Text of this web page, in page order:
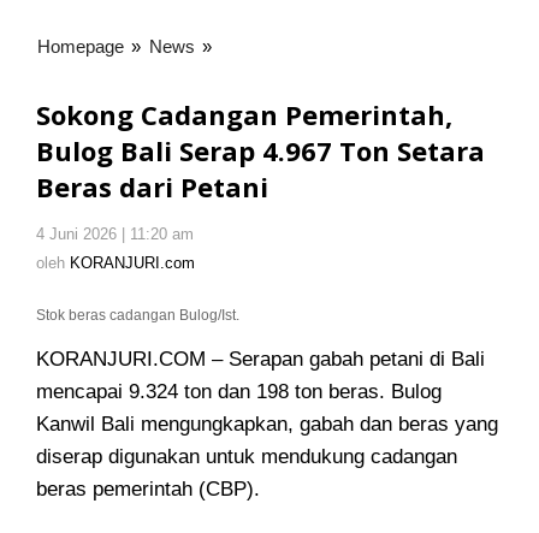
Homepage » News »
Bulog
Bali
Serap
dari
Sokong Cadangan Pemerintah,
Bulog Bali Serap 4.967 Ton Setara
Beras dari Petani
4 Juni 2026 | 11:20 am
oleh KORANJURI.com
Stok beras cadangan Bulog/Ist.
KORANJURI.COM – Serapan gabah petani di Bali
mencapai 9.324 ton dan 198 ton beras. Bulog
Kanwil Bali mengungkapkan, gabah dan beras yang
diserap digunakan untuk mendukung cadangan
beras pemerintah (CBP).